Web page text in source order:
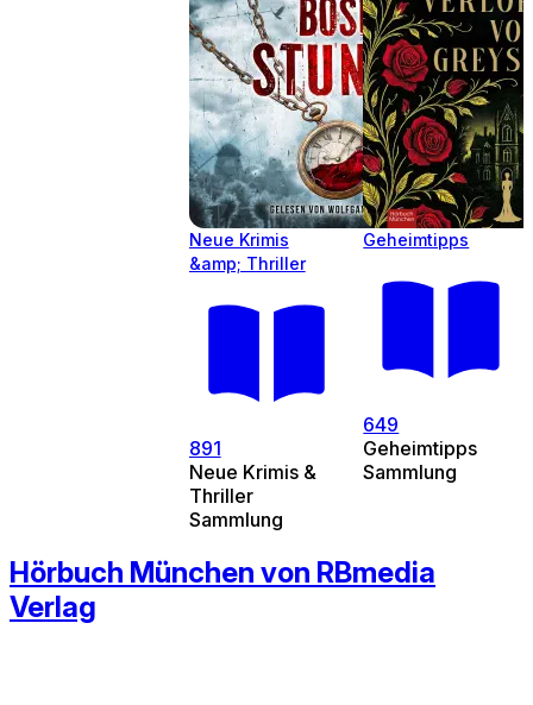
Neue Krimis
&amp; Thriller
891
Neue Krimis &
Thriller
Sammlung
Geheimtipps
649
Geheimtipps
Sammlung
Hörbuch München von RBmedia
Verlag